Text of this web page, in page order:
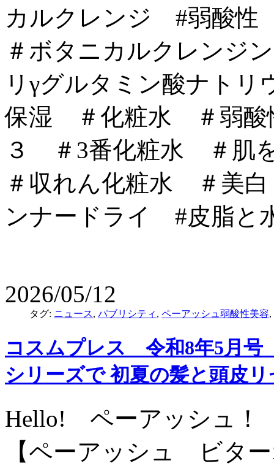
カルクレンジ #弱酸
＃ボタニカルクレン
リγグルタミン酸ナト
保湿 ＃化粧水 ＃弱酸
３ ＃3番化粧水 ＃肌
＃収れん化粧水 ＃美
ンナードライ #皮脂と
2026/05/12
タグ: ニュース, パブリシティ , ペーアッシュ弱酸性美容,
コスムプレス 令和8年5月
シリーズで 初夏の髪と頭皮
Hello! ペーアッシュ！
【ペーアッシュ ビタ